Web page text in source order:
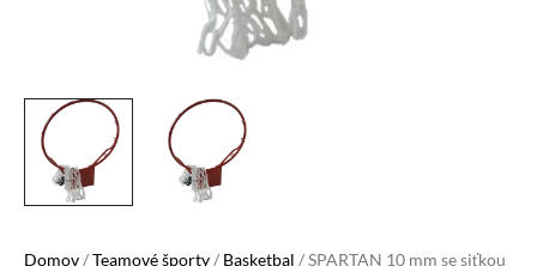
Domov/Teamové športy/ Basketbal / SPARTAN 10 mm se siťkou